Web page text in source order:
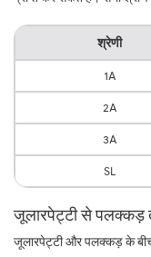
श्रेणी
1A
2A
3A
SL
जूलारपेट्टी से पलक्कड़
जूलारपेट्टी और पलक्कड़ के